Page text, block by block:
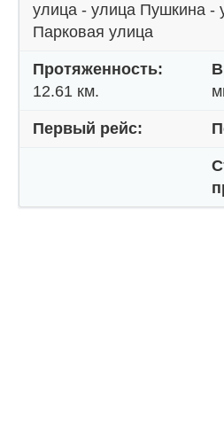
улица - улица Пушкина -
Парковая улица
Протяженность:
12.61 км.
Первый рейс: